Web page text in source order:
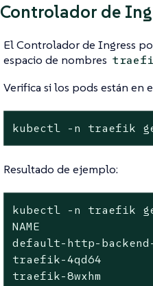
Controlador de
El Controlador de Ingress
espacio de nombres
Verifica si los pods están en
kubectl -n traefik
Resultado de ejemplo:
kubectl -n traefik
NAME
default-http-
traefik-4qd64
traefik-8wxhm